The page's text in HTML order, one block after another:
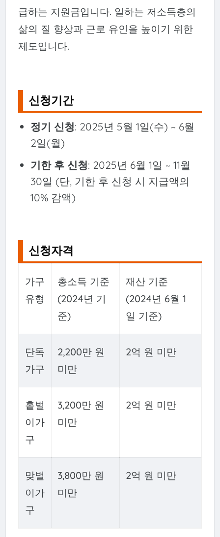
급하는 지원금입니다. 일하는 저소득층의
삶의 질 향상과 근로 유인을 높이기 위한
제도입니다.
신청기간
정기 신청: 2025년 5월 1일(수) ~ 6월
2일(월)
기한 후 신청: 2025년 6월 1일 ~ 11월
30일 (단, 기한 후 신청 시 지급액의
10% 감액)
신청자격
가구
유형
총소득 기준
(2024년 기
준)
재산 기준
(2024년 6월 1
일 기준)
단독
가구
2,200만 원
미만
2억 원 미만
홑벌
이가
구
3,200만 원
미만
2억 원 미만
맞벌
이가
구
3,800만 원
미만
2억 원 미만